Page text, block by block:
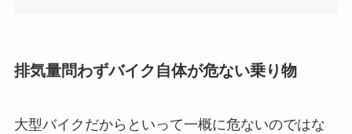
排気量問わずバイク自体が危ない乗り物
大型バイクだからといって一概に危ないのではな